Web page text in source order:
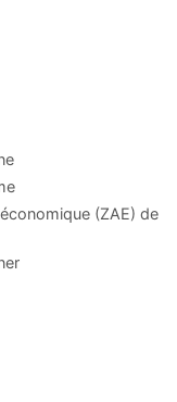
(ZAE) de